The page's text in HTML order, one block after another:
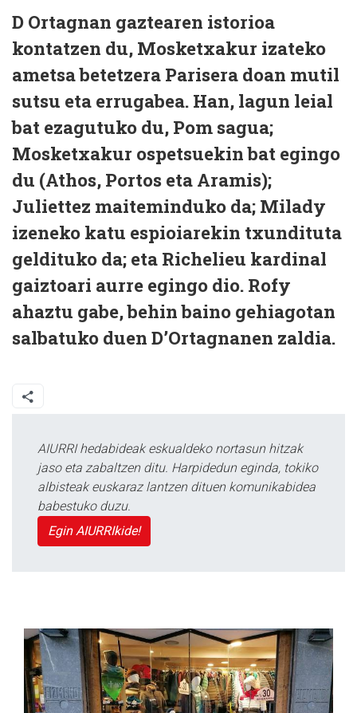
D Ortagnan gaztearen istorioa
kontatzen du, Mosketxakur izateko
ametsa betetzera Parisera doan mutil
sutsu eta errugabea. Han, lagun leial
bat ezagutuko du, Pom sagua;
Mosketxakur ospetsuekin bat egingo
du (Athos, Portos eta Aramis);
Juliettez maiteminduko da; Milady
izeneko katu espioiarekin txundituta
geldituko da; eta Richelieu kardinal
gaiztoari aurre egingo dio. Rofy
ahaztu gabe, behin baino gehiagotan
salbatuko duen D’Ortagnanen zaldia.
AIURRI hedabideak eskualdeko nortasun hitzak
jaso eta zabaltzen ditu. Harpidedun eginda, tokiko
albisteak euskaraz lantzen dituen komunikabidea
babestuko duzu.
Egin AIURRIkide!